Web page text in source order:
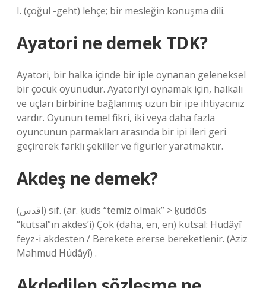
I. (çoğul -geht) lehçe; bir mesleğin konuşma dili.
Ayatori ne demek TDK?
Ayatori, bir halka içinde bir iple oynanan geleneksel
bir çocuk oyunudur. Ayatori’yi oynamak için, halkalı
ve uçları birbirine bağlanmış uzun bir ipe ihtiyacınız
vardır. Oyunun temel fikri, iki veya daha fazla
oyuncunun parmakları arasında bir ipi ileri geri
geçirerek farklı şekiller ve figürler yaratmaktır.
Akdeş ne demek?
(ﺍﻗﺪﺱ) sıf. (ar. ḳuds “temiz olmak” > ḳuddūs
“kutsal”ın aḳdes’i) Çok (daha, en, en) kutsal: Hüdâyî
feyz-i akdesten / Berekete ererse bereketlenir. (Aziz
Mahmud Hüdâyî) .